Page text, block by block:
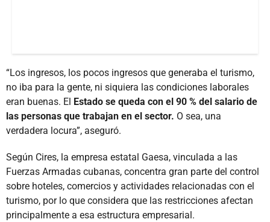
“Los ingresos, los pocos ingresos que generaba el turismo,
no iba para la gente, ni siquiera las condiciones laborales
eran buenas. El Estado se queda con el 90 % del salario de
las personas que trabajan en el sector. O sea, una
verdadera locura”, aseguró.
Según Cires, la empresa estatal Gaesa, vinculada a las
Fuerzas Armadas cubanas, concentra gran parte del control
sobre hoteles, comercios y actividades relacionadas con el
turismo, por lo que considera que las restricciones afectan
principalmente a esa estructura empresarial.